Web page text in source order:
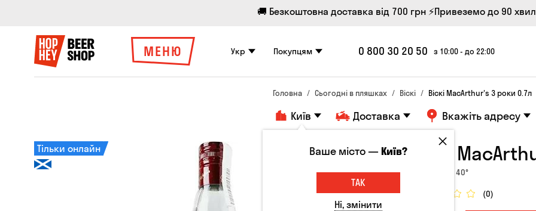
🚚 Безкоштовна доставка від 700 грн ⚡Привеземо до 90
МЕНЮ Укр Покупцям 0 800 30 20 50 з 10:00 - до 22:00
Головна Сьогодні в пляшках Віскі Віскі MacArthur's 3 роки 0.7л
Київ Доставка Вкажіть адресу
Тільки онлайн Віскі
Шотландія, 40°
(0)
Ваше місто —Київ?
ТАК
Ні, змінити